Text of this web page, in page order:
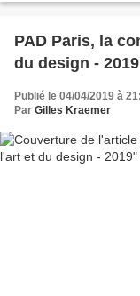
PAD Paris, la
du design - 2019
Publié le 04/04/2019 à
Par Gilles Kraemer